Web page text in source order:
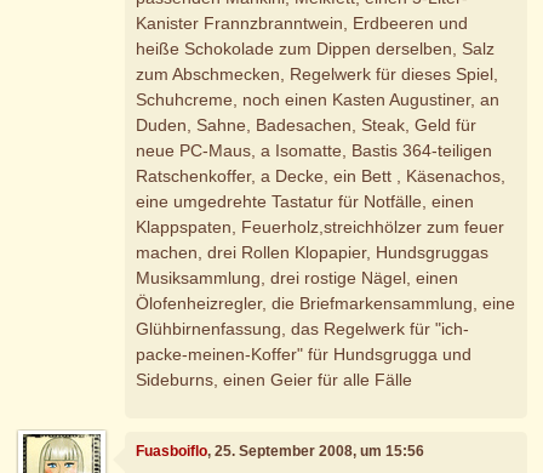
Kanister Frannzbranntwein, Erdbeeren und
heiße Schokolade zum Dippen derselben, Salz
zum Abschmecken, Regelwerk für dieses Spiel,
Schuhcreme, noch einen Kasten Augustiner, an
Duden, Sahne, Badesachen, Steak, Geld für
neue PC-Maus, a Isomatte, Bastis 364-teiligen
Ratschenkoffer, a Decke, ein Bett , Käsenachos,
eine umgedrehte Tastatur für Notfälle, einen
Klappspaten, Feuerholz,streichhölzer zum feuer
machen, drei Rollen Klopapier, Hundsgruggas
Musiksammlung, drei rostige Nägel, einen
Ölofenheizregler, die Briefmarkensammlung, eine
Glühbirnenfassung, das Regelwerk für "ich-
packe-meinen-Koffer" für Hundsgrugga und
Sideburns, einen Geier für alle Fälle
Fuasboiflo, 25. September 2008, um 15:56